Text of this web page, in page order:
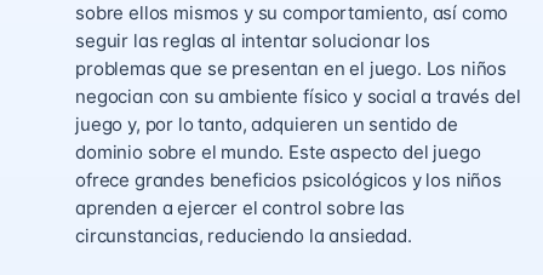
sobre ellos mismos y su comportamiento, así como
seguir las reglas al intentar solucionar los
problemas que se presentan en el juego. Los niños
negocian con su ambiente físico y social a través del
juego y, por lo tanto, adquieren un sentido de
dominio sobre el mundo. Este aspecto del juego
ofrece grandes beneficios psicológicos y los niños
aprenden a ejercer el control sobre las
circunstancias, reduciendo la ansiedad.